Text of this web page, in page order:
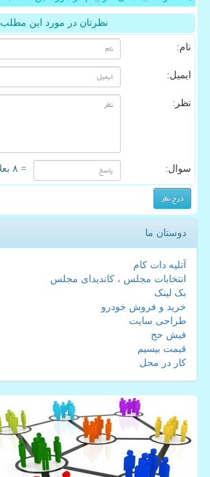
نظرتان در مورد این مطلب
نام:
ایمیل:
نظر:
سوال: = ۸ بعلاوه ۱
دوستان ما
آتلیه دات کام
انتخابات مجلس ، کاندیدای مجلس
بک لینک
خرید و فروش خودرو
طراحی سایت
فیش حج
قیمت بیسیم
کار در محل